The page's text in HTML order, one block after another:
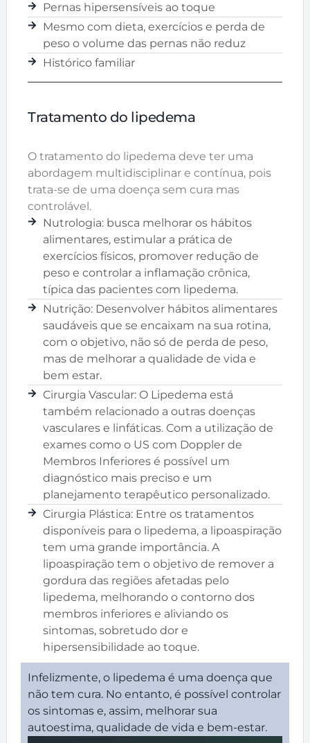
Pernas hipersensíveis ao toque
Mesmo com dieta, exercícios e perda de
peso o volume das pernas não reduz
Histórico familiar
Tratamento do lipedema
O tratamento do lipedema deve ter uma
abordagem multidisciplinar e contínua, pois
trata-se de uma doença sem cura mas
controlável.
Nutrologia: busca melhorar os hábitos
alimentares, estimular a prática de
exercícios físicos, promover redução de
peso e controlar a inflamação crônica,
típica das pacientes com lipedema.
Nutrição: Desenvolver hábitos alimentares
saudáveis que se encaixam na sua rotina,
com o objetivo, não só de perda de peso,
mas de melhorar a qualidade de vida e
bem estar.
Cirurgia Vascular: O Lipedema está
também relacionado a outras doenças
vasculares e linfáticas. Com a utilização de
exames como o US com Doppler de
Membros Inferiores é possível um
diagnóstico mais preciso e um
planejamento terapêutico personalizado.
Cirurgia Plástica: Entre os tratamentos
disponíveis para o lipedema, a lipoaspiração
tem uma grande importância. A
lipoaspiração tem o objetivo de remover a
gordura das regiões afetadas pelo
lipedema, melhorando o contorno dos
membros inferiores e aliviando os
sintomas, sobretudo dor e
hipersensibilidade ao toque.
Infelizmente, o lipedema é uma doença que
não tem cura. No entanto, é possível controlar
os sintomas e, assim, melhorar sua
autoestima, qualidade de vida e bem-estar.